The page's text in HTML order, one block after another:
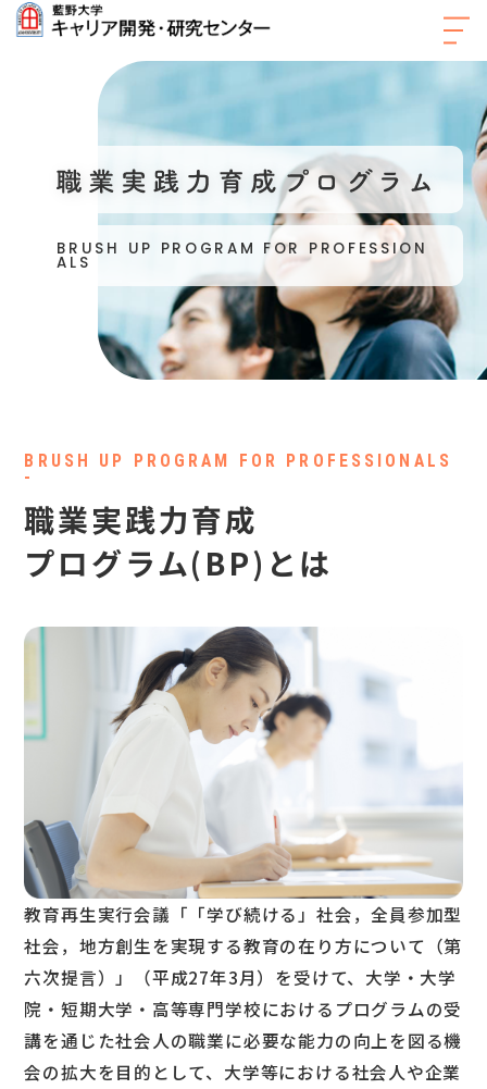
キャリアアップ支援
キャリアサポート・再就職支援
センターについて
施設案内
アクセス
イベント情報
サイトマップ
プライバシーポリシー
お問い合わせ
BRUSH UP PROGRAM FOR PROFESSION
ALS
BRUSH UP PROGRAM FOR PROFESSIONALS
-
職業実践力育成
プログラム(BP)とは
教育再生実行会議「「学び続ける」社会，全員参加型
社会，地方創生を実現する教育の在り方について（第
六次提言）」（平成27年3月）を受けて、大学・大学
院・短期大学・高等専門学校におけるプログラムの受
講を通じた社会人の職業に必要な能力の向上を図る機
会の拡大を目的として、大学等における社会人や企業